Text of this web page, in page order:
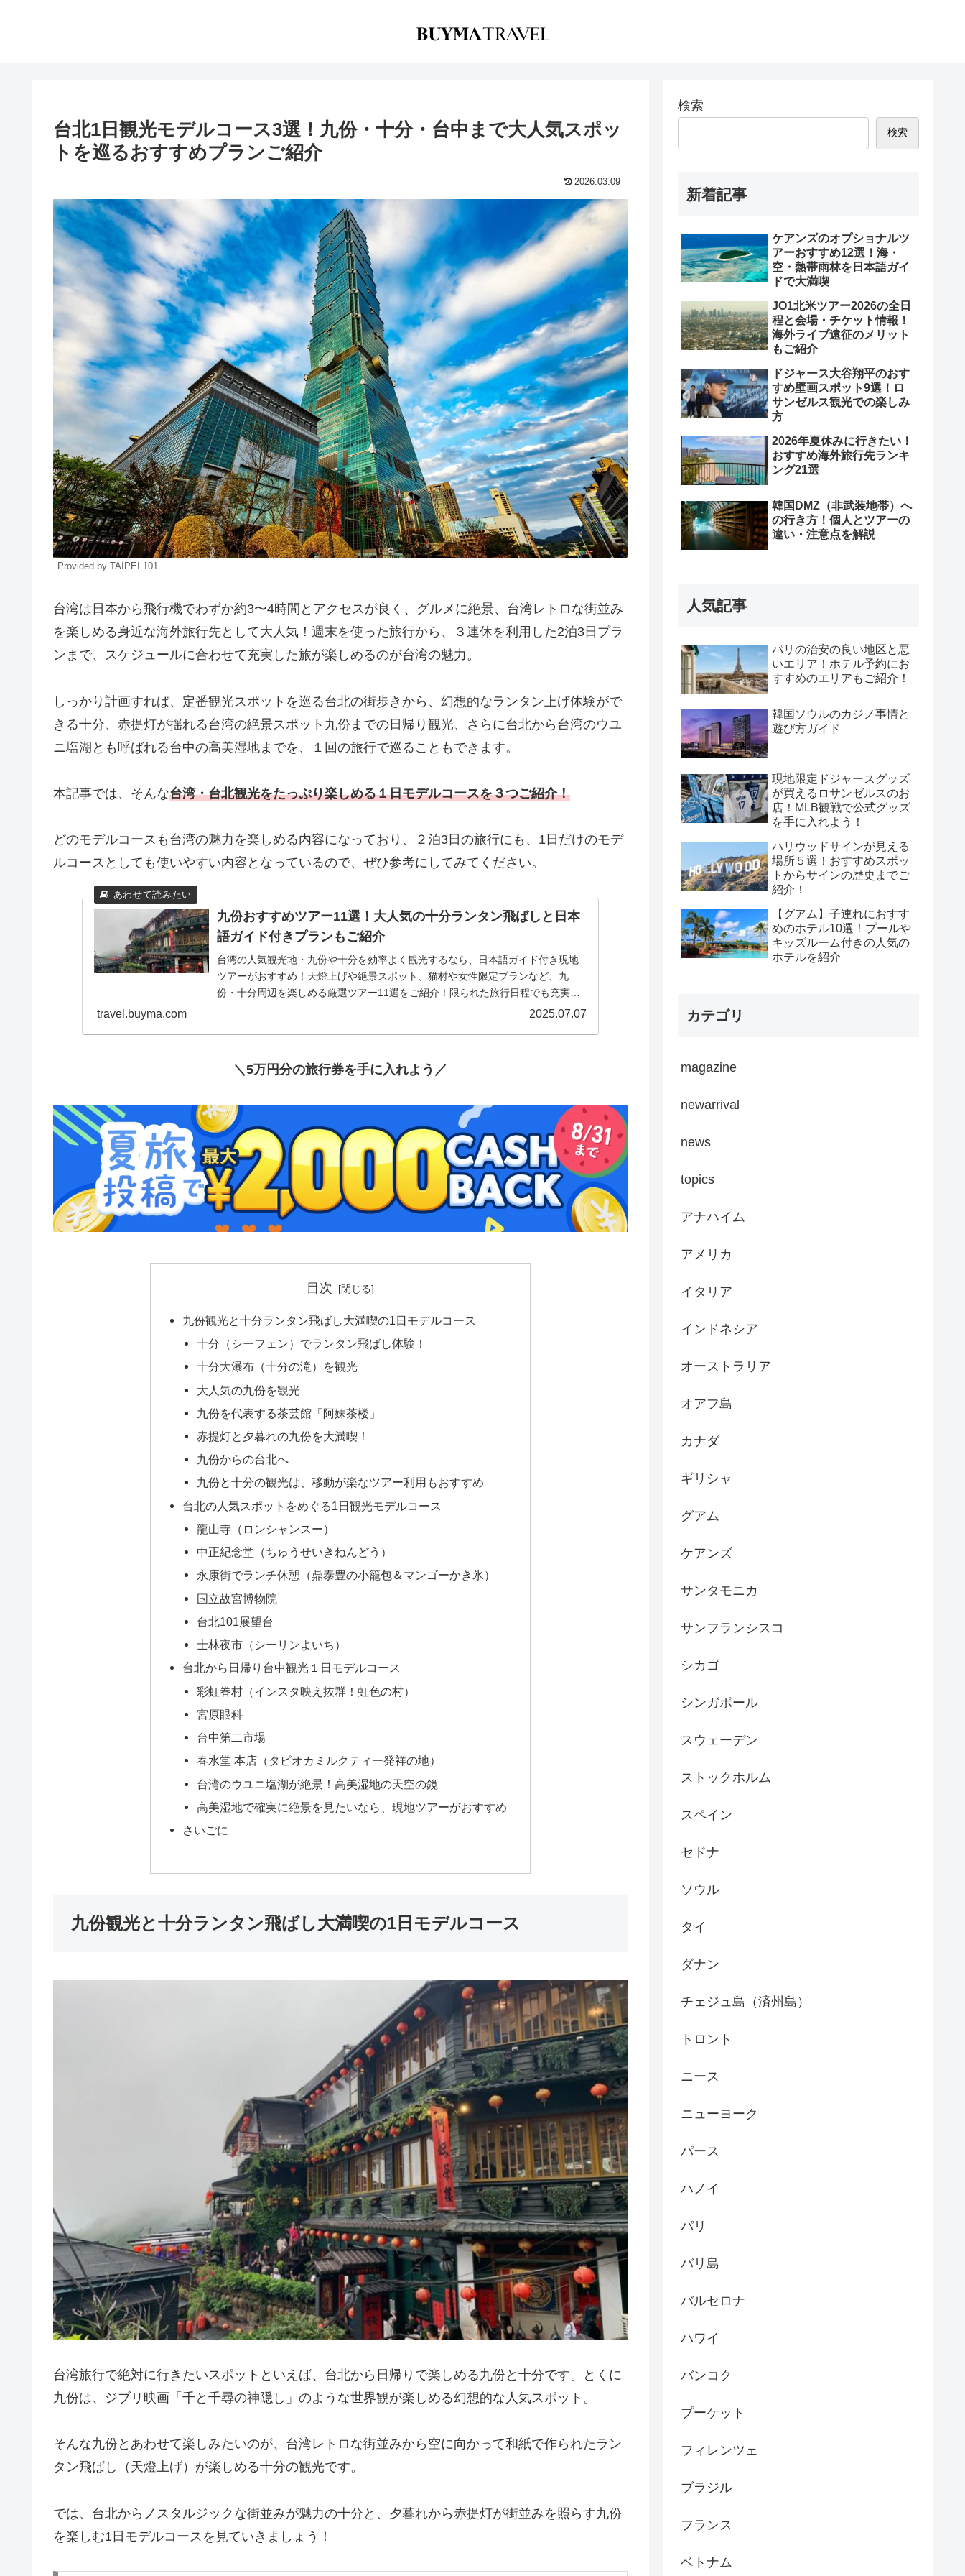
台北1日観光モデルコース3選！九份・十分・台中まで大人気スポッ
トを巡るおすすめプランご紹介
2026.03.09
Provided by TAIPEI 101.
台湾は日本から飛行機でわずか約3〜4時間とアクセスが良く、グルメに絶景、台湾レトロな街並み
を楽しめる身近な海外旅行先として大人気！週末を使った旅行から、３連休を利用した2泊3日プラ
ンまで、スケジュールに合わせて充実した旅が楽しめるのが台湾の魅力。
しっかり計画すれば、定番観光スポットを巡る台北の街歩きから、幻想的なランタン上げ体験がで
きる十分、赤提灯が揺れる台湾の絶景スポット九份までの日帰り観光、さらに台北から台湾のウユ
ニ塩湖とも呼ばれる台中の高美湿地までを、１回の旅行で巡ることもできます。
本記事では、そんな台湾・台北観光をたっぷり楽しめる１日モデルコースを３つご紹介！
どのモデルコースも台湾の魅力を楽しめる内容になっており、２泊3日の旅行にも、1日だけのモデ
ルコースとしても使いやすい内容となっているので、ぜひ参考にしてみてください。
九份おすすめツアー11選！大人気の十分ランタン飛ばしと日本
語ガイド付きプランもご紹介
台湾の人気観光地・九份や十分を効率よく観光するなら、日本語ガイド付き現地
ツアーがおすすめ！天燈上げや絶景スポット、猫村や女性限定プランなど、九
份・十分周辺を楽しめる厳選ツアー11選をご紹介！限られた旅行日程でも充実し
travel.buyma.com 2025.07.07
＼5万円分の旅行券を手に入れよう／
目次
九份観光と十分ランタン飛ばし大満喫の1日モデルコース
十分（シーフェン）でランタン飛ばし体験！
十分大瀑布（十分の滝）を観光
大人気の九份を観光
九份を代表する茶芸館「阿妹茶楼」
赤提灯と夕暮れの九份を大満喫！
九份からの台北へ
九份と十分の観光は、移動が楽なツアー利用もおすすめ
台北の人気スポットをめぐる1日観光モデルコース
龍山寺（ロンシャンスー）
中正紀念堂（ちゅうせいきねんどう）
永康街でランチ休憩（鼎泰豊の小籠包＆マンゴーかき氷）
国立故宮博物院
台北101展望台
士林夜市（シーリンよいち）
台北から日帰り台中観光１日モデルコース
彩虹眷村（インスタ映え抜群！虹色の村）
宮原眼科
台中第二市場
春水堂 本店（タピオカミルクティー発祥の地）
台湾のウユニ塩湖が絶景！高美湿地の天空の鏡
高美湿地で確実に絶景を見たいなら、現地ツアーがおすすめ
さいごに
九份観光と十分ランタン飛ばし大満喫の1日モデルコース
台湾旅行で絶対に行きたいスポットといえば、台北から日帰りで楽しめる九份と十分です。とくに
九份は、ジブリ映画「千と千尋の神隠し」のような世界観が楽しめる幻想的な人気スポット。
そんな九份とあわせて楽しみたいのが、台湾レトロな街並みから空に向かって和紙で作られたラン
タン飛ばし（天燈上げ）が楽しめる十分の観光です。
では、台北からノスタルジックな街並みが魅力の十分と、夕暮れから赤提灯が街並みを照らす九份
を楽しむ1日モデルコースを見ていきましょう！
検索
検索
新着記事
ケアンズのオプショナルツ
アーおすすめ12選！海・
空・熱帯雨林を日本語ガイ
ドで大満喫
JO1北米ツアー2026の全日
程と会場・チケット情報！
海外ライブ遠征のメリット
もご紹介
ドジャース大谷翔平のおす
すめ壁画スポット9選！ロ
サンゼルス観光での楽しみ
方
2026年夏休みに行きたい！
おすすめ海外旅行先ランキ
ング21選
韓国DMZ（非武装地帯）へ
の行き方！個人とツアーの
違い・注意点を解説
人気記事
パリの治安の良い地区と悪
いエリア！ホテル予約にお
すすめのエリアもご紹介！
韓国ソウルのカジノ事情と
遊び方ガイド
現地限定ドジャースグッズ
が買えるロサンゼルスのお
店！MLB観戦で公式グッズ
を手に入れよう！
ハリウッドサインが見える
場所５選！おすすめスポッ
トからサインの歴史までご
紹介！
【グアム】子連れにおすす
めのホテル10選！プールや
キッズルーム付きの人気の
ホテルを紹介
カテゴリ
magazine
newarrival
news
topics
アナハイム
アメリカ
イタリア
インドネシア
オーストラリア
オアフ島
カナダ
ギリシャ
グアム
ケアンズ
サンタモニカ
サンフランシスコ
シカゴ
シンガポール
スウェーデン
ストックホルム
スペイン
セドナ
ソウル
タイ
ダナン
チェジュ島（済州島）
トロント
ニース
ニューヨーク
パース
ハノイ
パリ
バリ島
バルセロナ
ハワイ
バンコク
プーケット
フィレンツェ
ブラジル
フランス
ベトナム